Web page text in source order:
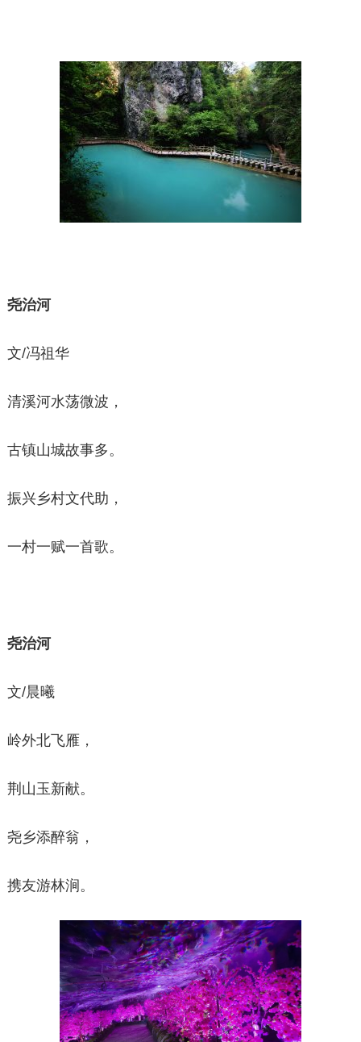
尧治河
文/冯祖华
清溪河水荡微波，
古镇山城故事多。
振兴乡村文代助，
一村一赋一首歌。
尧治河
文/晨曦
岭外北飞雁，
荆山玉新献。
尧乡添醉翁，
携友游林涧。